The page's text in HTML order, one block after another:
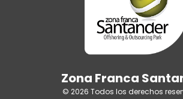
Zona Franca
© 2026 Todos los derechos